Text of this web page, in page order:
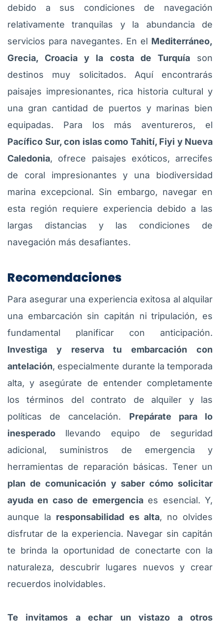
debido a sus condiciones de navegación
relativamente tranquilas y la abundancia de
servicios para navegantes. En el Mediterráneo,
Grecia, Croacia y la costa de Turquíason
destinos muy solicitados. Aquí encontrarás
paisajes impresionantes, rica historia cultural y
una gran cantidad de puertos y marinas bien
equipadas. Para los más aventureros, el
Pacífico Sur, con islas como Tahití, Fiyi y Nueva
Caledonia, ofrece paisajes exóticos, arrecifes
de coral impresionantes y una biodiversidad
marina excepcional. Sin embargo, navegar en
esta región requiere experiencia debido a las
largas distancias y las condiciones de
navegación más desafiantes.
Recomendaciones
Para asegurar una experiencia exitosa al alquilar
una embarcación sin capitán ni tripulación, es
fundamental planificar con anticipación.
Investiga y reserva tu embarcación con
antelación, especialmente durante la temporada
alta, y asegúrate de entender completamente
los términos del contrato de alquiler y las
políticas de cancelación. Prepárate para lo
inesperado llevando equipo de seguridad
adicional, suministros de emergencia y
herramientas de reparación básicas. Tener un
plan de comunicación y saber cómo solicitar
ayuda en caso de emergenciaes esencial. Y,
aunque la responsabilidad es alta, no olvides
disfrutar de la experiencia. Navegar sin capitán
te brinda la oportunidad de conectarte con la
naturaleza, descubrir lugares nuevos y crear
recuerdos inolvidables.
Te invitamos a echar un vistazo a otros